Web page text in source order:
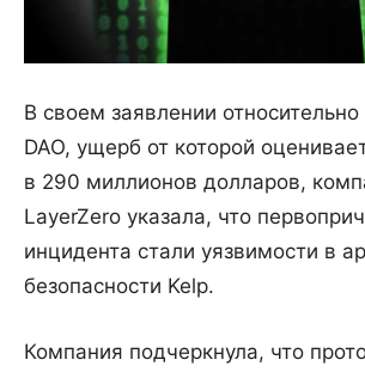
В своем заявлении относительно
DAO, ущерб от которой
в 290 миллионов долларов,
LayerZero указала, что
инцидента стали уязвимости в
безопасности Kelp.
Компания подчеркнула, что